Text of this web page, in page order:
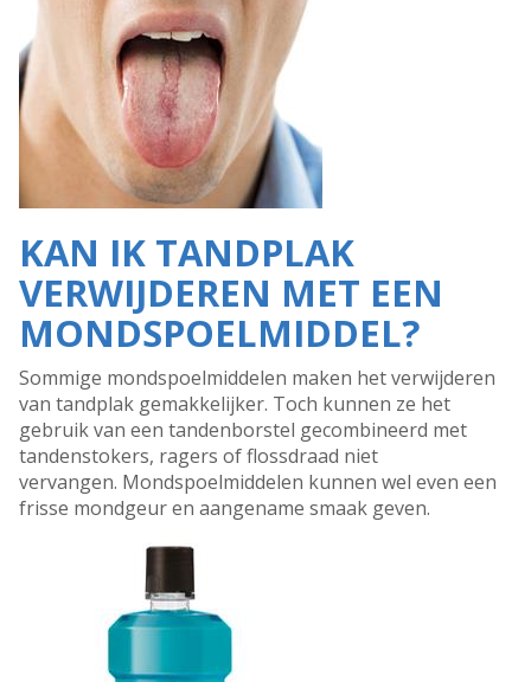
KAN IK TANDPLAK
VERWIJDEREN MET EEN
MONDSPOELMIDDEL?
Sommige mondspoelmiddelen maken het verwijderen
van tandplak gemakkelijker. Toch kunnen ze het
gebruik van een tandenborstel gecombineerd met
tandenstokers, ragers of flossdraad niet
vervangen. Mondspoelmiddelen kunnen wel even een
frisse mondgeur en aangename smaak geven.